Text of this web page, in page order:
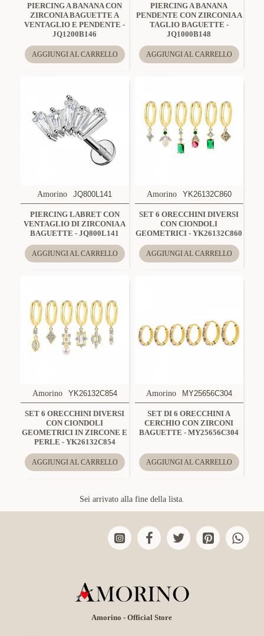
PIERCING A BANANA CON
ZIRCONIA BAGUETTE A
VENTAGLIO E PENDENTE -
JQ1200B146
AGGIUNGI AL CARRELLO
PIERCING A BANANA
PENDENTE CON ZIRCONIA A
TAGLIO BAGUETTE -
JQ1000B148
AGGIUNGI AL CARRELLO
Amorino JQ800L141
PIERCING LABRET CON
VENTAGLIO DI ZIRCONIA A
BAGUETTE - JQ800L141
AGGIUNGI AL CARRELLO
Amorino YK26132C860
SET 6 ORECCHINI DIVERSI
CON CIONDOLI
GEOMETRICI - YK26132C860
AGGIUNGI AL CARRELLO
Amorino YK26132C854
SET 6 ORECCHINI DIVERSI
CON CIONDOLI
GEOMETRICI IN ZIRCONE E
PERLE - YK26132C854
AGGIUNGI AL CARRELLO
Amorino MY25656C304
SET DI 6 ORECCHINI A
CERCHIO CON ZIRCONI
BAGUETTE - MY25656C304
AGGIUNGI AL CARRELLO
Sei arrivato alla fine della lista.
Amorino - Official Store